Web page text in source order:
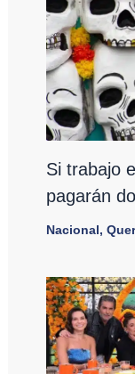
Si trabajo
pagarán
Nacional,